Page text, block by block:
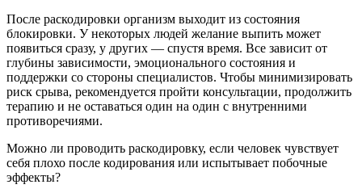
После раскодировки организм выходит из состояния
блокировки. У некоторых людей желание выпить может
появиться сразу, у других — спустя время. Все зависит от
глубины зависимости, эмоционального состояния и
поддержки со стороны специалистов. Чтобы минимизировать
риск срыва, рекомендуется пройти консультации, продолжить
терапию и не оставаться один на один с внутренними
противоречиями.
Можно ли проводить раскодировку, если человек чувствует
себя плохо после кодирования или испытывает побочные
эффекты?